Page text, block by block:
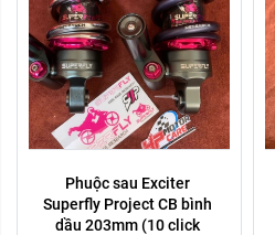
Phuộc sau Exciter
Superfly Project CB bình
dầu 203mm (10 click